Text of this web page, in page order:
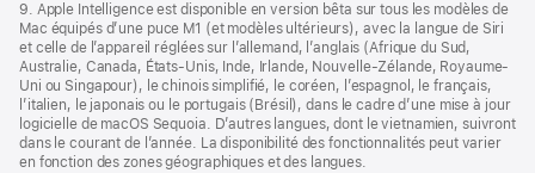
9. Apple Intelligence est disponible en version bêta sur tous les modèles de
Mac équipés d’une puce M1 (et modèles ultérieurs), avec la langue de Siri
et celle de l’appareil réglées sur l’allemand, l’anglais (Afrique du Sud,
Australie, Canada, États-Unis, Inde, Irlande, Nouvelle-Zélande, Royaume-
Uni ou Singapour), le chinois simplifié, le coréen, l’espagnol, le français,
l’italien, le japonais ou le portugais (Brésil), dans le cadre d’une mise à jour
logicielle de macOS Sequoia. D’autres langues, dont le vietnamien, suivront
dans le courant de l’année. La disponibilité des fonctionnalités peut varier
en fonction des zones géographiques et des langues.